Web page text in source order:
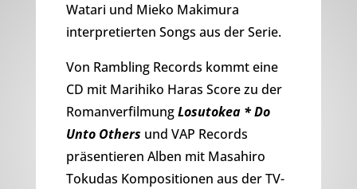
Watari und Mieko Makimura
interpretierten Songs aus der Serie.
Von Rambling Records kommt eine
CD mit Marihiko Haras Score zu der
RomanverfilmungLosutokea * Do
Unto Others und VAP Records
präsentieren Alben mit Masahiro
Tokudas Kompositionen aus der TV-